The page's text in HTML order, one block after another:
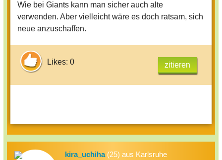
Wie bei Giants kann man sicher auch alte
verwenden. Aber vielleicht wäre es doch ratsam, sich
neue anzuschaffen.
Likes: 0 zitieren
kira_uchiha(25) aus Karlsruhe